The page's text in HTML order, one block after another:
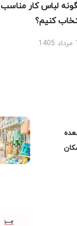
لباس کار مناسب
کنیم؟